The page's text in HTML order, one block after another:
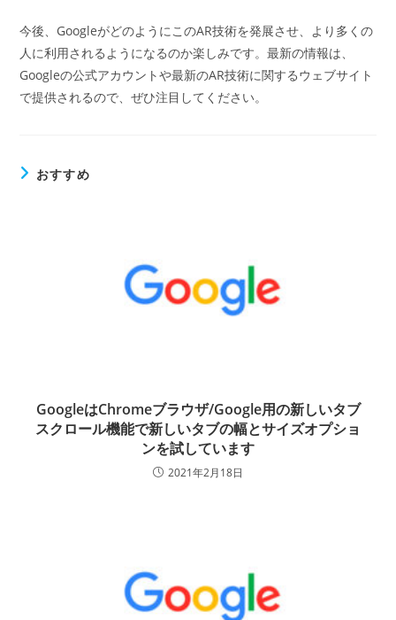
今後、GoogleがどのようにこのAR技術を発展させ、より多くの
人に利用されるようになるのか楽しみです。最新の情報は、
Googleの公式アカウントや最新のAR技術に関するウェブサイト
で提供されるので、ぜひ注目してください。
おすすめ
GoogleはChromeブラウザ/Google用の新しいタブ
スクロール機能で新しいタブの幅とサイズオプショ
ンを試しています
2021年2月18日